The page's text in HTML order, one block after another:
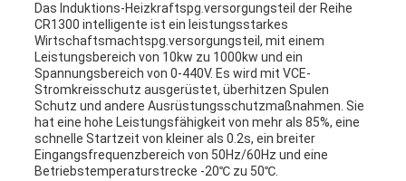
Das Induktions-Heizkraftspg.versorgungsteil der Reihe
CR1300 intelligente ist ein leistungsstarkes
Wirtschaftsmachtspg.versorgungsteil, mit einem
Leistungsbereich von 10kw zu 1000kw und ein
Spannungsbereich von 0-440V. Es wird mit VCE-
Stromkreisschutz ausgerüstet, überhitzen Spulen
Schutz und andere Ausrüstungsschutzmaßnahmen. Sie
hat eine hohe Leistungsfähigkeit von mehr als 85%, eine
schnelle Startzeit von kleiner als 0.2s, ein breiter
Eingangsfrequenzbereich von 50Hz/60Hz und eine
Betriebstemperaturstrecke -20℃ zu 50℃.